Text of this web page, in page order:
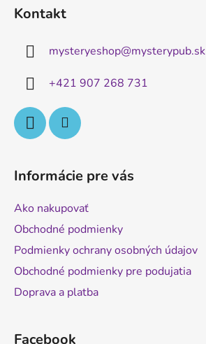
Kontakt
mysteryeshop@mysterypub.sk
+421 907 268 731
Informácie pre vás
Ako nakupovať
Obchodné podmienky
Podmienky ochrany osobných údajov
Obchodné podmienky pre podujatia
Doprava a platba
Facebook